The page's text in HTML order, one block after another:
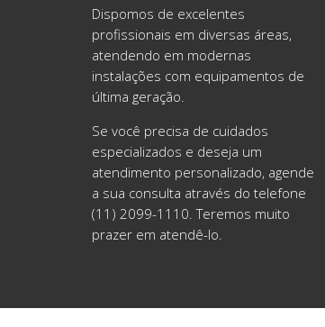
Dispomos de excelentes
profissionais em diversas áreas,
atendendo em modernas
instalações com equipamentos de
última geração.
Se você precisa de cuidados
especializados e deseja um
atendimento personalizado, agende
a sua consulta através do telefone
(11) 2099-1110. Teremos muito
prazer em atendê-lo.